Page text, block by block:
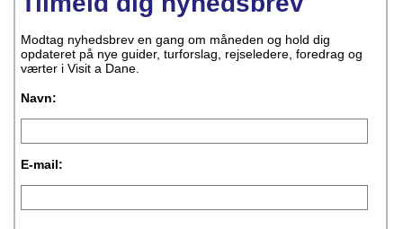
Modtag nyhedsbrev en gang om måneden og hold dig
opdateret på nye guider, turforslag, rejseledere, foredrag og
værter i Visit a Dane.
Navn:
E-mail: